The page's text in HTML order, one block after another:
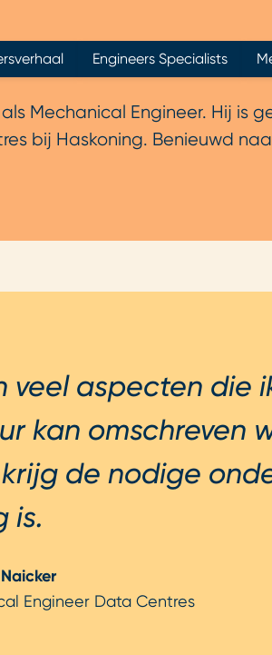
Engineers Specialists
Mechanical Engineer. Hij is
bij Haskoning. Benieuwd
veel aspecten die
kan omschreven
de nodige
is.
Engineer Data Centres